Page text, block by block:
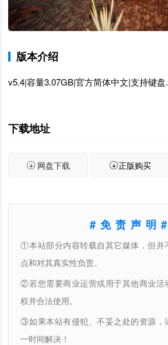
版本介绍
v5.4|容量3.07GB|官方简体中文|支持键
下载地址
网盘下载 正版购买
#免责声明#
①本站部分内容转载自其它媒体，但并
点和对其真实性负责。
②若您需要商业运营或用于其他商业活
权并合法使用。
③如果本站有侵犯、不妥之处的资源，
一时间解决！